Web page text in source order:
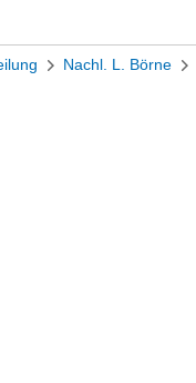
Nachl. L. Börne